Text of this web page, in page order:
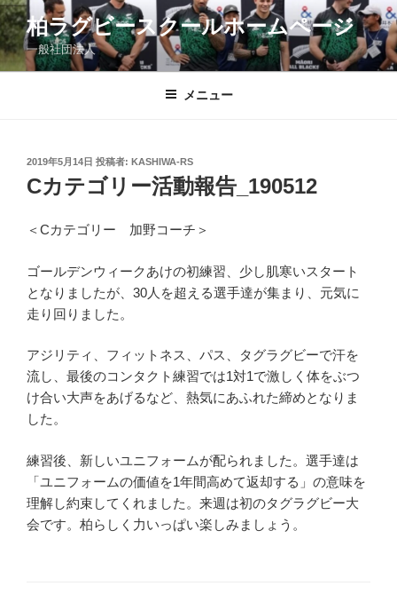
コ
ン
テ
ン
柏ラグビースクールホームページ
一般社団法人
メニュー
投
稿
日:
2019年5月14日 投稿者: KASHIWA-RS
Cカテゴリー活動報告_190512
＜Cカテゴリー 加野コーチ＞
ゴールデンウィークあけの初練習、少し肌寒いスタート
となりましたが、30人を超える選手達が集まり、元気に
走り回りました。
アジリティ、フィットネス、パス、タグラグビーで汗を
流し、最後のコンタクト練習では1対1で激しく体をぶつ
け合い大声をあげるなど、熱気にあふれた締めとなりま
した。
練習後、新しいユニフォームが配られました。選手達は
「ユニフォームの価値を1年間高めて返却する」の意味を
理解し約束してくれました。来週は初のタグラグビー大
会です。柏らしく力いっぱい楽しみましょう。